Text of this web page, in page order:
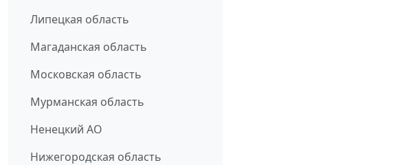
Липецкая область
Магаданская область
Московская область
Мурманская область
Ненецкий АО
Нижегородская область